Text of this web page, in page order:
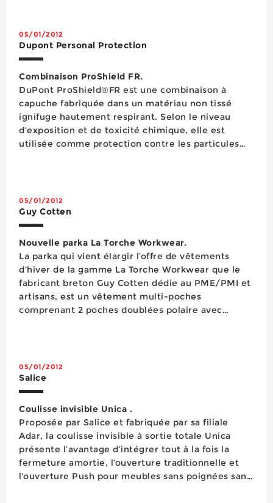
Equipement d'atelier
Equipement de chantier
Etanchéité
Façade
Fixation
Flexible
Gants de protection
Hygiène & soins
Maintenance
Marquage
Mesure Détection
Nettoyage
Outillage pneumatique
Outillage semi-stationnaire
Outillage semi-stationnaire
Outillage à main
Peinture
Perçage
Pesage
Protection antichute
Protection auditive
Protection de la personne
Protection de la tête
Protection du pied
Protection oculaire
05/01/2012
Dupont Personal Protection
Combinaison ProShield FR.
DuPont ProShield®FR est une combinaison à
capuche fabriquée dans un matériau non tissé
ignifuge hautement respirant. Selon le niveau
d’exposition et de toxicité chimique, elle est
utilisée comme protection contre les particules
05/01/2012
Guy Cotten
Nouvelle parka La Torche Workwear.
La parka qui vient élargir l’offre de vêtements
d’hiver de la gamme La Torche Workwear que le
fabricant breton Guy Cotten dédie au PME/PMI et
artisans, est un vêtement multi-poches
comprenant 2 poches doublées polaire avec
05/01/2012
Salice
Coulisse invisible Unica .
Proposée par Salice et fabriquée par sa filiale
Adar, la coulisse invisible à sortie totale Unica
présente l’avantage d’intégrer tout à la fois la
fermeture amortie, l’ouverture traditionnelle et
l’ouverture Push pour meubles sans poignées sans